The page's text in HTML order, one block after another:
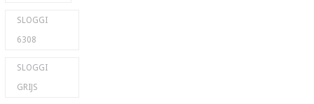
SLOGGI
6308
SLOGGI
GRIJS